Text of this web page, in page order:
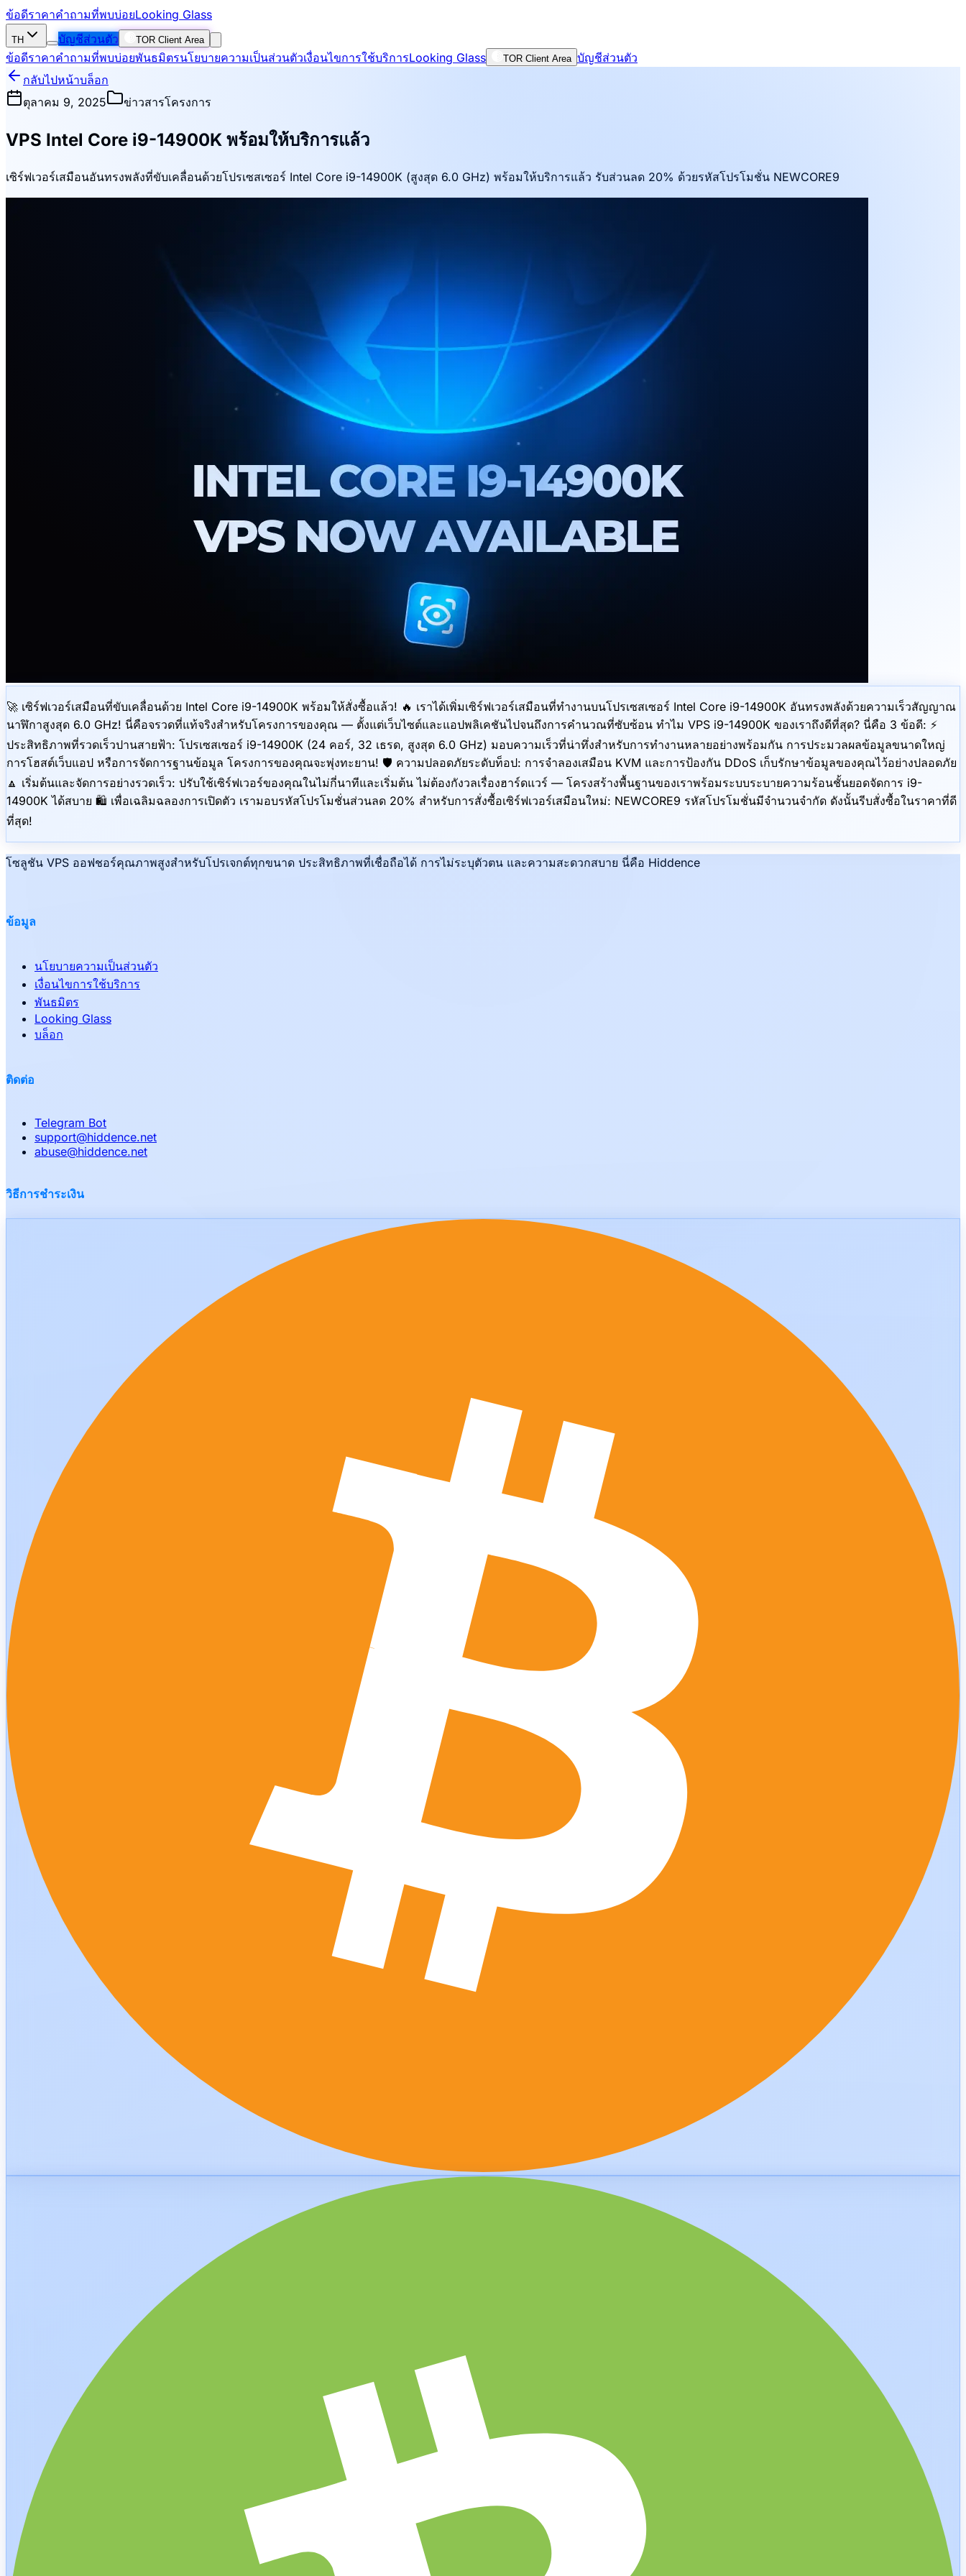
ข้อดีราคาคำถามที่พบบ่อยLooking Glass
TH บัญชีส่วนตัว TOR Client Area
ข้อดีราคาคำถามที่พบบ่อยพันธมิตรนโยบายความเป็นส่วนตัวเงื่อนไขการใช้บริการLooking Glass TOR Client Area บัญชีส่วนตัว
กลับไปหน้าบล็อก
ตุลาคม 9, 2025
ข่าวสารโครงการ
VPS Intel Core i9-14900K พร้อมให้บริการแล้ว
เซิร์ฟเวอร์เสมือนอันทรงพลังที่ขับเคลื่อนด้วยโปรเซสเซอร์ Intel Core i9-14900K (สูงสุด 6.0 GHz) พร้อมให้บริการแล้ว รับส่วนลด 20% ด้วยรหัสโปรโมชั่น NEWCORE9
🚀 เซิร์ฟเวอร์เสมือนที่ขับเคลื่อนด้วย Intel Core i9-14900K พร้อมให้สั่งซื้อแล้ว! 🔥 เราได้เพิ่มเซิร์ฟเวอร์เสมือนที่ทำงานบนโปรเซสเซอร์ Intel Core i9-14900K อันทรงพลังด้วยความเร็วสัญญาณ
นาฬิกาสูงสุด 6.0 GHz! นี่คือจรวดที่แท้จริงสำหรับโครงการของคุณ — ตั้งแต่เว็บไซต์และแอปพลิเคชันไปจนถึงการคำนวณที่ซับซ้อน ทำไม VPS i9-14900K ของเราถึงดีที่สุด? นี่คือ 3 ข้อดี: ⚡️
ประสิทธิภาพที่รวดเร็วปานสายฟ้า: โปรเซสเซอร์ i9-14900K (24 คอร์, 32 เธรด, สูงสุด 6.0 GHz) มอบความเร็วที่น่าทึ่งสำหรับการทำงานหลายอย่างพร้อมกัน การประมวลผลข้อมูลขนาดใหญ่
การโฮสต์เว็บแอป หรือการจัดการฐานข้อมูล โครงการของคุณจะพุ่งทะยาน! 🛡 ความปลอดภัยระดับท็อป: การจำลองเสมือน KVM และการป้องกัน DDoS เก็บรักษาข้อมูลของคุณไว้อย่างปลอดภัย
🔼 เริ่มต้นและจัดการอย่างรวดเร็ว: ปรับใช้เซิร์ฟเวอร์ของคุณในไม่กี่นาทีและเริ่มต้น ไม่ต้องกังวลเรื่องฮาร์ดแวร์ — โครงสร้างพื้นฐานของเราพร้อมระบบระบายความร้อนชั้นยอดจัดการ i9-
14900K ได้สบาย 🛍 เพื่อเฉลิมฉลองการเปิดตัว เรามอบรหัสโปรโมชั่นส่วนลด 20% สำหรับการสั่งซื้อเซิร์ฟเวอร์เสมือนใหม่: NEWCORE9 รหัสโปรโมชั่นมีจำนวนจำกัด ดังนั้นรีบสั่งซื้อในราคาที่ดี
ที่สุด!
โซลูชัน VPS ออฟชอร์คุณภาพสูงสำหรับโปรเจกต์ทุกขนาด ประสิทธิภาพที่เชื่อถือได้ การไม่ระบุตัวตน และความสะดวกสบาย นี่คือ Hiddence
ข้อมูล
นโยบายความเป็นส่วนตัว
เงื่อนไขการใช้บริการ
พันธมิตร
Looking Glass
บล็อก
ติดต่อ
Telegram Bot
support@hiddence.net
abuse@hiddence.net
วิธีการชำระเงิน